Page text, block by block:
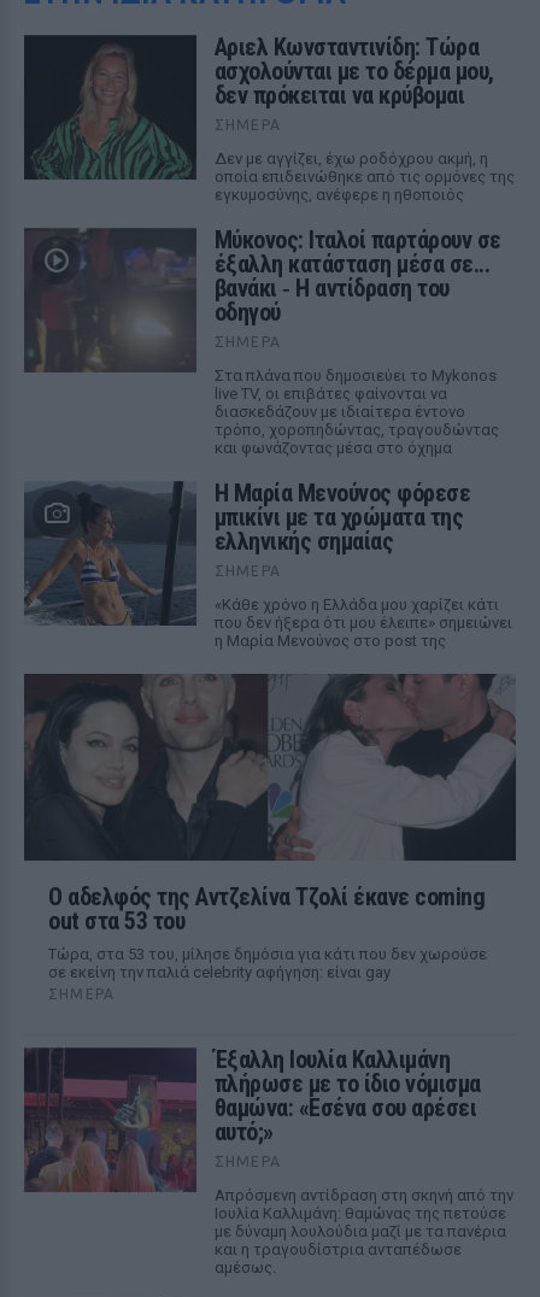
Αριελ Κωνσταντινίδη: Τώρα
ασχολούνται με το δέρμα μου,
δεν πρόκειται να κρύβομαι
ΣΉΜΕΡΑ
Δεν με αγγίζει, έχω ροδόχρου ακμή, η
οποία επιδεινώθηκε από τις ορμόνες της
εγκυμοσύνης, ανέφερε η ηθοποιός
Μύκονος: Ιταλοί παρτάρουν σε
έξαλλη κατάσταση μέσα σε...
βανάκι ‑ Η αντίδραση του
οδηγού
ΣΉΜΕΡΑ
Στα πλάνα που δημοσιεύει το Mykonos
live TV, οι επιβάτες φαίνονται να
διασκεδάζουν με ιδιαίτερα έντονο
τρόπο, χοροπηδώντας, τραγουδώντας
και φωνάζοντας μέσα στο όχημα
Η Μαρία Μενούνος φόρεσε
μπικίνι με τα χρώματα της
ελληνικής σημαίας
ΣΉΜΕΡΑ
«Κάθε χρόνο η Ελλάδα μου χαρίζει κάτι
που δεν ήξερα ότι μου έλειπε» σημειώνει
η Μαρία Μενούνος στο post της
Ο αδελφός της Αντζελίνα Τζολί έκανε coming
out στα 53 του
Τώρα, στα 53 του, μίλησε δημόσια για κάτι που δεν χωρούσε
σε εκείνη την παλιά celebrity αφήγηση: είναι gay
ΣΉΜΕΡΑ
Έξαλλη Ιουλία Καλλιμάνη
πλήρωσε με το ίδιο νόμισμα
θαμώνα: «Εσένα σου αρέσει
αυτό;»
ΣΉΜΕΡΑ
Απρόσμενη αντίδραση στη σκηνή από την
Ιουλία Καλλιμάνη: θαμώνας της πετούσε
με δύναμη λουλούδια μαζί με τα πανέρια
και η τραγουδίστρια ανταπέδωσε
αμέσως.